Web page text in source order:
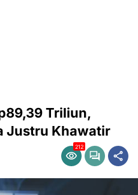
Triliun,
Justru Khawatir
212